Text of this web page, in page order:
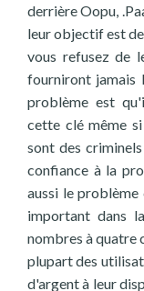
derrière Oopu,
leur objectif est
vous refusez de
fourniront jamais
problème est
cette clé même
sont des
confiance à la
aussi le problème
important dans
nombres à quatre
plupart des
d'argent à leur